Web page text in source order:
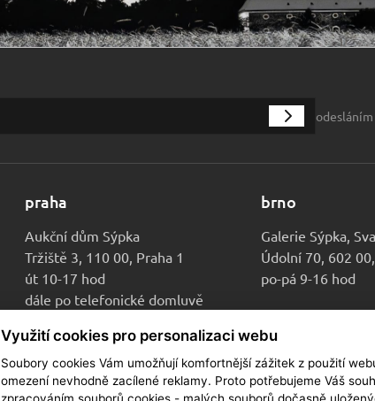
praha
Aukční dům Sýpka
Tržiště 3, 110 00, Praha 1
út 10-17 hod
dále po telefonické domluvě
brno
Galerie Sýpka,
Údolní 70, 602
po-pá 9-16 hod
Využití cookies pro personalizaci webu
Soubory cookies Vám umožňují komfortnější zážitek z použití
omezení nevhodně zacílené reklamy. Proto potřebujeme Váš